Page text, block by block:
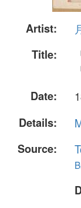
Artist:
Title:
Date:
Details:
Source: